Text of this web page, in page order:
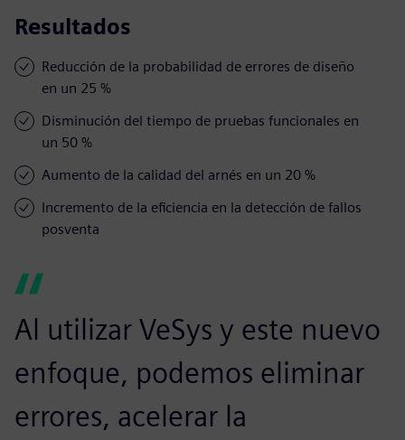
Resultados
Reducción de la probabilidad de errores de diseño
en un 25 %
Disminución del tiempo de pruebas funcionales en
un 50 %
Aumento de la calidad del arnés en un 20 %
Incremento de la eficiencia en la detección de fallos
posventa
Al utilizar VeSys y este nuevo
enfoque, podemos eliminar
errores, acelerar la